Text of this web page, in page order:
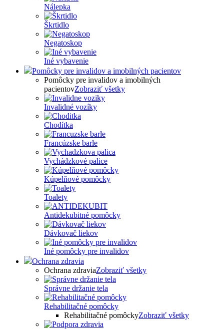
Nálepka
Škrtidlo
Negatoskop
Iné vybavenie
Pomôcky pre invalidov a imobilných pacientov
Pomôcky pre invalidov a imobilných
pacientovZobraziť všetky
Invalidné vozíky
Chodítka
Francúzske barle
Vychádzkové palice
Kúpelňové pomôcky
Toalety
Antidekubitné pomôcky
Dávkovač liekov
Iné pomôcky pre invalidov
Ochrana zdravia
Ochrana zdraviaZobraziť všetky
Správne držanie tela
Rehabilitačné pomôcky
Rehabilitačné pomôckyZobraziť všetky